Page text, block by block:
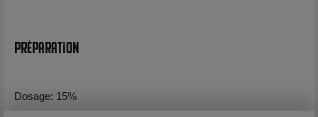
Préparation
Dosage: 15%